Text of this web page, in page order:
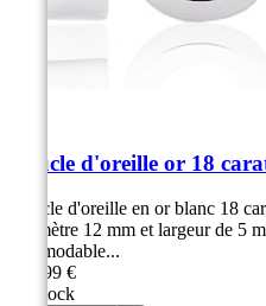
Boucle d'oreille or 18
Boucle d'oreille en or blanc 18
Diamètre 12 mm et largeur de 5
indémodable...
269,99 €
En stock